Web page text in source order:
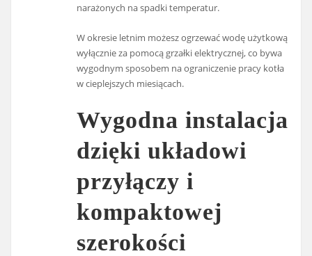
narażonych na spadki temperatur.
W okresie letnim możesz ogrzewać wodę użytkową
wyłącznie za pomocą grzałki elektrycznej, co bywa
wygodnym sposobem na ograniczenie pracy kotła
w cieplejszych miesiącach.
Wygodna instalacja
dzięki układowi
przyłączy i
kompaktowej
szerokości